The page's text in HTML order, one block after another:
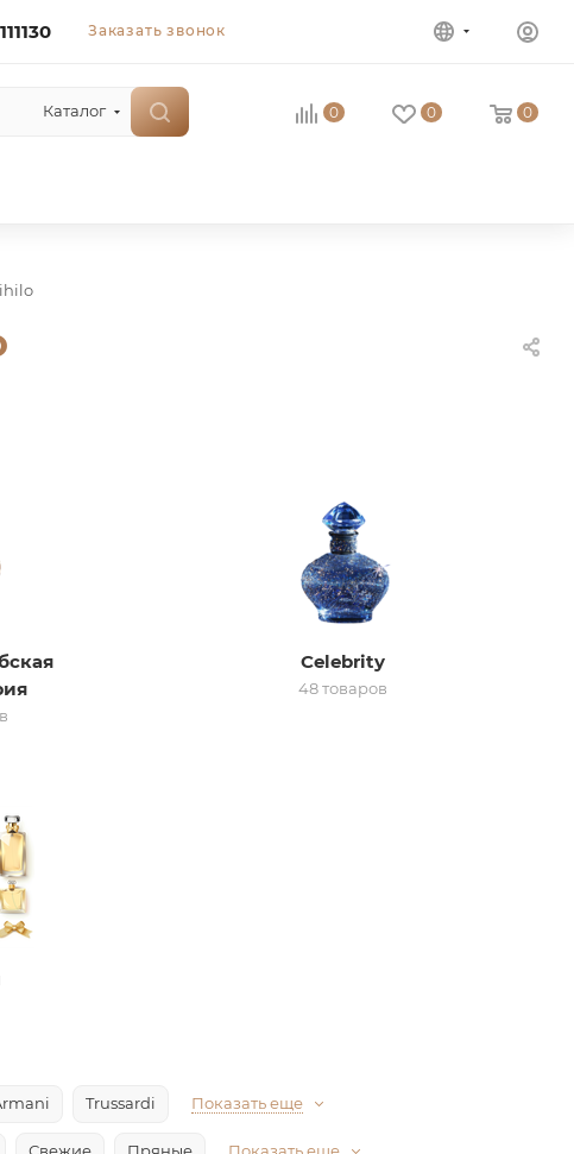
Заказать звонок
Каталог 0 0 0
Celebrity
48 товаров
Trussardi Показать еще